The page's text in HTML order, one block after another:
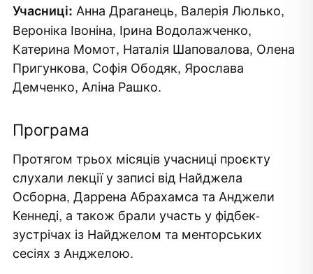
Учасниці: Анна Драганець, Валерія Люлько,
Вероніка Івоніна, Ірина Водолажченко,
Катерина Момот, Наталія Шаповалова, Олена
Пригункова, Софія Ободяк, Ярослава
Демченко, Аліна Рашко.
Програма
Протягом трьох місяців учасниці проєкту
слухали лекції у записі від Найджела
Осборна, Даррена Абрахамса та Анджели
Кеннеді, а також брали участь у фідбек-
зустрічах із Найджелом та менторських
сесіях з Анджелою.